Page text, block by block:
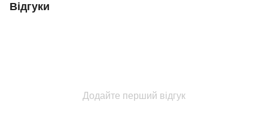
Відгуки
Додайте перший відгук